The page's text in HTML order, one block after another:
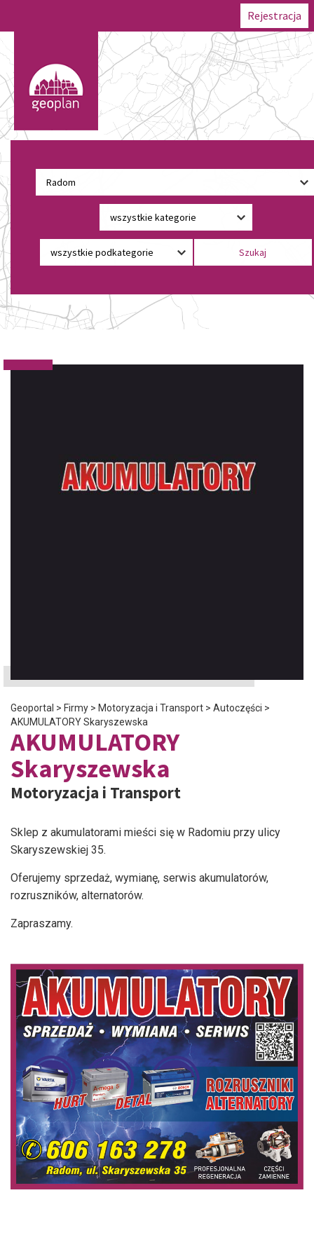
Rejestracja
Geoportal > Firmy > Motoryzacja i Transport > Autoczęści >
AKUMULATORY Skaryszewska
AKUMULATORY
Skaryszewska
Motoryzacja i Transport
Sklep z akumulatorami mieści się w Radomiu przy ulicy
Skaryszewskiej 35.
Oferujemy sprzedaż, wymianę, serwis akumulatorów,
rozruszników, alternatorów.
Zapraszamy.